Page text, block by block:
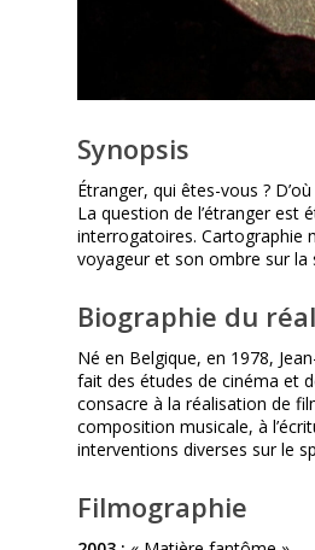
Synopsis
Étranger, qui êtes-vous ?
La question de l’étranger est
interrogatoires. Cartographie
voyageur et son ombre sur la
Biographie du
Né en Belgique, en 1978,
fait des études de cinéma et
consacre à la réalisation de
composition musicale, à
interventions diverses sur le
Filmographie